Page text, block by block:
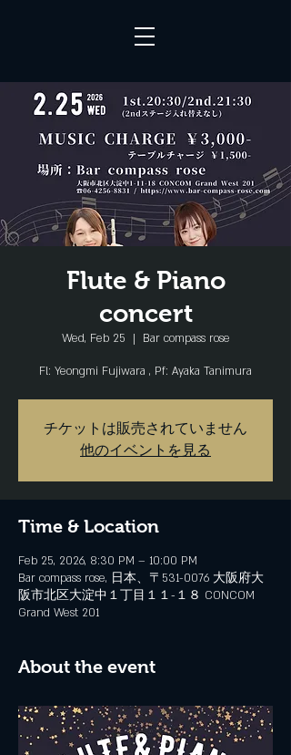
Flute & Piano
concert
Wed, Feb 25
  |
Bar compass rose
Fl: Yeongmi Fujiwara , Pf: Ayaka Tanimura
チケットは販売されていません
他のイベントを見る
Time & Location
Feb 25, 2026, 8:30 PM – 10:00 PM
Bar compass rose, 日本、〒531-0076 大阪府大
阪市北区大淀中１丁目１１−１８ CONCOM
Grand West 201
About the event